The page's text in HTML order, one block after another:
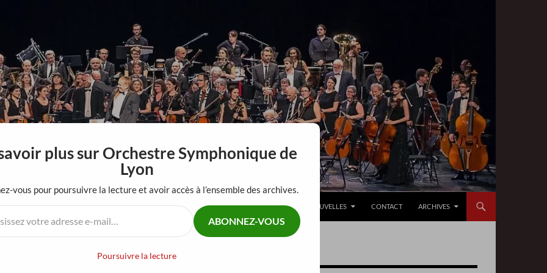
ACCUEIL SAISON 2026-2027 TOUR DU MONDE EN 80 MIN RECRUTEMENT NOUVELLES CONTACT ARCHIVES
plus sur Orchestre Symphonique de
Lyon
vous pour poursuivre la lecture et avoir accès à l’ensemble des archives.
ABONNEZ-VOUS
Poursuivre la lecture